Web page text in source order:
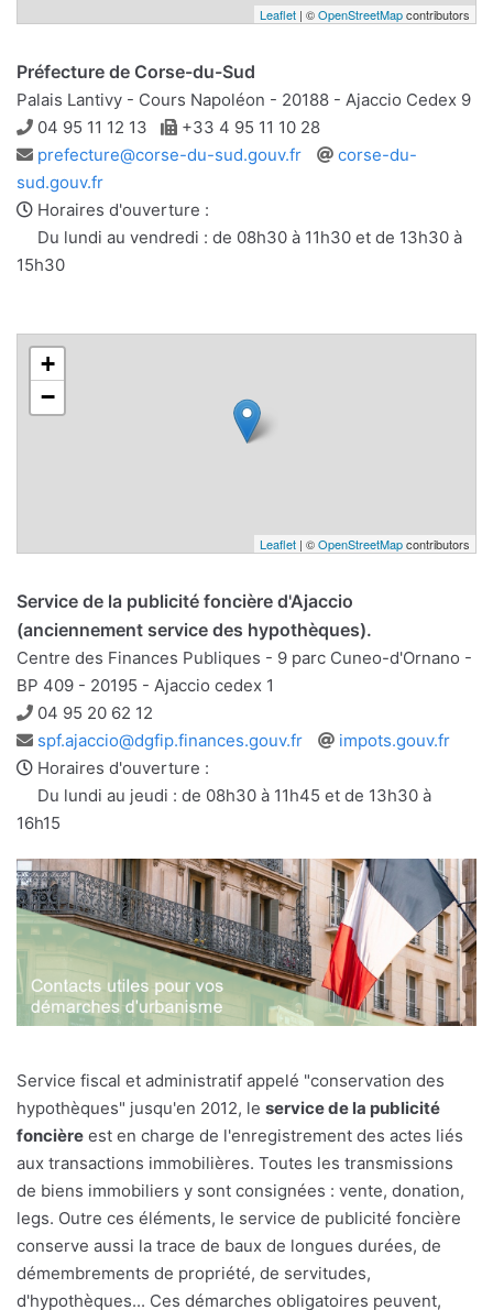
Leaflet | ©OpenStreetMapcontributors
Préfecture de Corse-du-Sud
Palais Lantivy - Cours Napoléon - 20188 - Ajaccio Cedex 9
Téléphone
04 95 11 12 13 Télécopie
+33 4 95 11 10 28
Adresse
e-
mail
prefecture@corse-du-sud.gouv.fr
Site
corse-du-
sud.gouv.fr
Horaires d'ouverture :
Du lundi au vendredi : de 08h30 à 11h30 et de 13h30 à
15h30
+
−
Leaflet | ©OpenStreetMapcontributors
Service de la publicité foncière d'Ajaccio
(anciennement service des hypothèques).
Centre des Finances Publiques - 9 parc Cuneo-d'Ornano -
BP 409 - 20195 - Ajaccio cedex 1
Téléphone
04 95 20 62 12
Adresse
e-
mail
spf.ajaccio@dgfip.finances.gouv.fr
Site
impots.gouv.fr
Horaires d'ouverture :
Du lundi au jeudi : de 08h30 à 11h45 et de 13h30 à
16h15
Service fiscal et administratif appelé "conservation des
hypothèques" jusqu'en 2012, le service de la publicité
foncière est en charge de l'enregistrement des actes liés
aux transactions immobilières. Toutes les transmissions
de biens immobiliers y sont consignées : vente, donation,
legs. Outre ces éléments, le service de publicité foncière
conserve aussi la trace de baux de longues durées, de
démembrements de propriété, de servitudes,
d'hypothèques... Ces démarches obligatoires peuvent,